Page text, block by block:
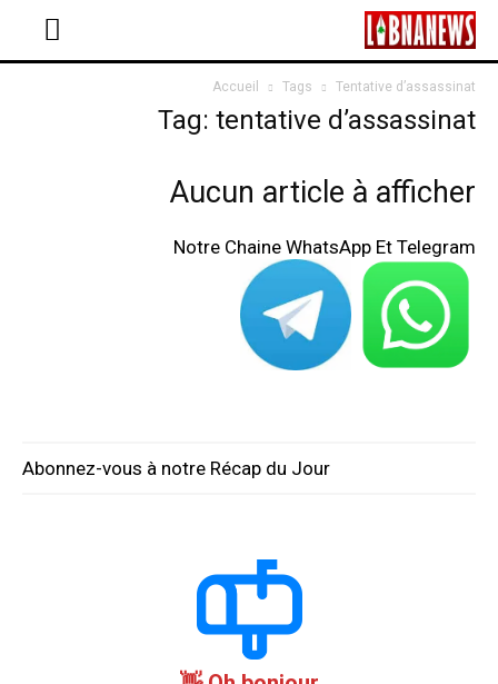
Accueil Tags Tentative d’assassinat
Tag: tentative d’assassinat
Aucun article à afficher
Notre Chaine WhatsApp Et Telegram
Abonnez-vous à notre Récap du Jour